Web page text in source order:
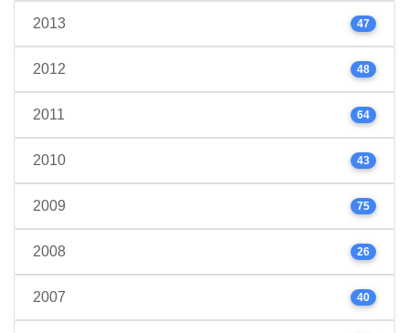
2013 47
2012 48
2011 64
2010 43
2009 75
2008 26
2007 40